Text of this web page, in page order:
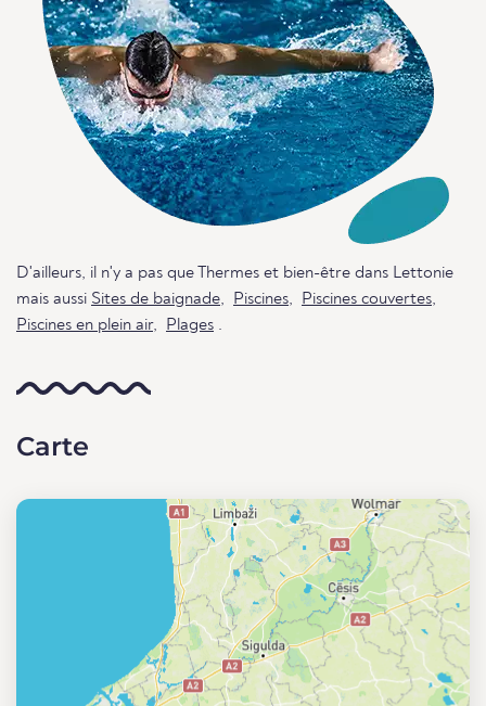
D'ailleurs, il n'y a pas que Thermes et bien-être dans Lettonie
mais aussi Sites de baignade, Piscines, Piscines couvertes,
Piscines en plein air, Plages .
Carte